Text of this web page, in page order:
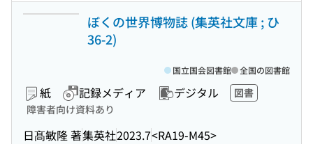
ぼくの世界博物誌 (集英社文庫 ; ひ
36-2)
紙 記録メディア デジタル
図書
障害者向け資料あり
日髙敏隆 著集英社2023.7<RA19-M45>
国立国会図書館 全国の図書館